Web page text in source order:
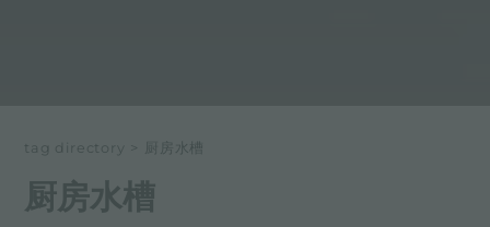
tag directory > 厨房水槽
厨房水槽